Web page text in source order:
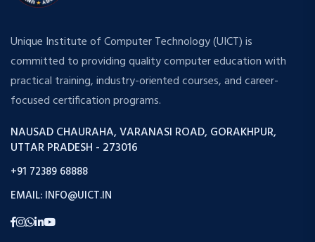
Unique Institute of Computer Technology (UICT) is
committed to providing quality computer education with
practical training, industry-oriented courses, and career-
focused certification programs.
NAUSAD CHAURAHA, VARANASI ROAD, GORAKHPUR,
UTTAR PRADESH - 273016
+91 72389 68888
EMAIL: INFO@UICT.IN